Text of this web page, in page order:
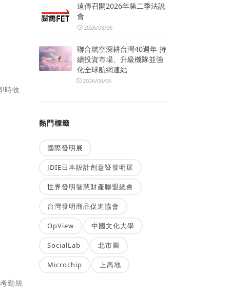
時收
勤統
遠傳召開2026年第二季法說
會
2026/08/06
聯合航空深耕台灣40週年 持
續投資市場、升級機隊並強
化全球航網連結
2026/08/06
熱門標籤
國際發明展
JDIE日本設計創意暨發明展
世界發明智慧財產聯盟總會
台灣發明商品促進協會
OpView 中國文化大學
SocialLab 北市圖
Microchip 上高地